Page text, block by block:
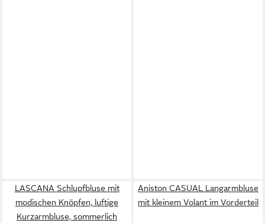
LASCANA Schlupfbluse mit
modischen Knöpfen, luftige
Kurzarmbluse, sommerlich
Aniston CASUAL Langarmbluse
mit kleinem Volant im Vorderteil